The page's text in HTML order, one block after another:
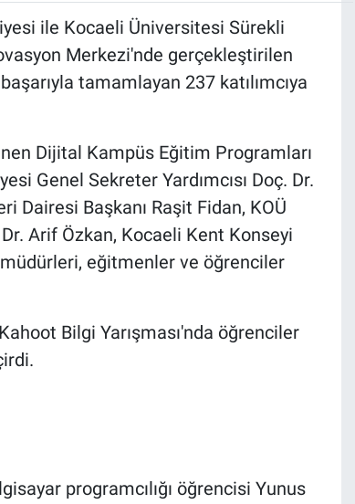
ile Kocaeli Üniversitesi Sürekli
Merkezi'nde gerçekleştirilen
tamamlayan 237 katılımcıya
Dijital Kampüs Eğitim Programları
Genel Sekreter Yardımcısı Doç. Dr.
Dairesi Başkanı Raşit Fidan, KOÜ
Arif Özkan, Kocaeli Kent Konseyi
eğitmenler ve öğrenciler
Bilgi Yarışması'nda öğrenciler
programcılığı öğrencisi Yunus